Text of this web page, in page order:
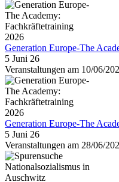
Generation Europe-The
5 Juni 26
Veranstaltungen am 10/06/
Generation Europe-The
5 Juni 26
Veranstaltungen am 28/06/